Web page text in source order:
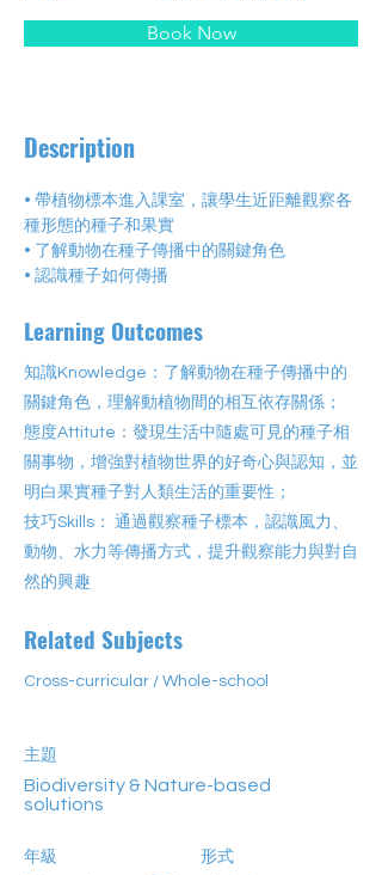
Book Now
Description
• 帶植物標本進入課室，讓學生近距離觀察各
種形態的種子和果實
• 了解動物在種子傳播中的關鍵角色
• 認識種子如何傳播
Learning Outcomes
知識Knowledge：了解動物在種子傳播中的
關鍵角色，理解動植物間的相互依存關係；
態度Attitute：發現生活中隨處可見的種子相
關事物，增強對植物世界的好奇心與認知，並
明白果實種子對人類生活的重要性；
技巧Skills： 通過觀察種子標本，認識風力、
動物、水力等傳播方式，提升觀察能力與對自
然的興趣
Related Subjects
Cross-curricular / Whole-school
主題
Biodiversity & Nature-based
solutions
年級 形式